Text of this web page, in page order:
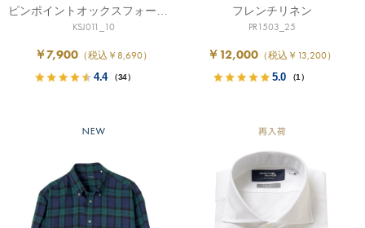
KSJ011_10
￥7,900 （税込￥8,690）
4.4 （34）
フレンチリネン
PR1503_25
￥12,000 （税込￥13,200）
5.0 （1）